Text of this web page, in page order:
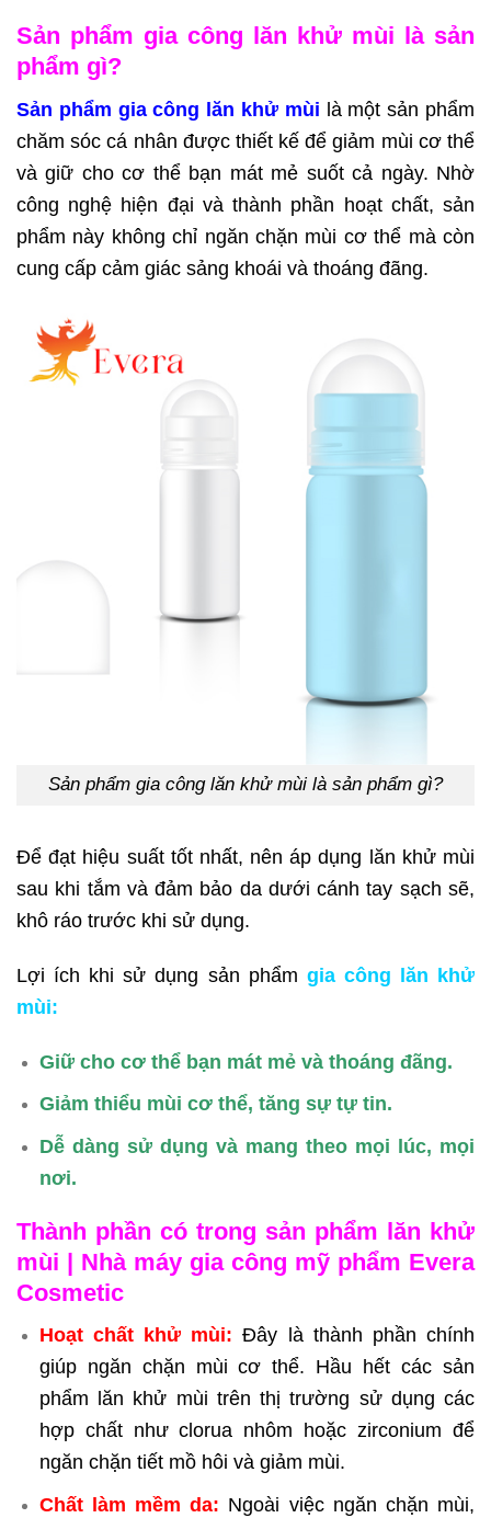
Sản phẩm gia công lăn khử mùi là sản
phẩm gì?
Sản phẩm gia công lăn khử mùi là một sản phẩm
chăm sóc cá nhân được thiết kế để giảm mùi cơ thể
và giữ cho cơ thể bạn mát mẻ suốt cả ngày. Nhờ
công nghệ hiện đại và thành phần hoạt chất, sản
phẩm này không chỉ ngăn chặn mùi cơ thể mà còn
cung cấp cảm giác sảng khoái và thoáng đãng.
Sản phẩm gia công lăn khử mùi là sản phẩm gì?
Để đạt hiệu suất tốt nhất, nên áp dụng lăn khử mùi
sau khi tắm và đảm bảo da dưới cánh tay sạch sẽ,
khô ráo trước khi sử dụng.
Lợi ích khi sử dụng sản phẩm gia công lăn khử
mùi:
Giữ cho cơ thể bạn mát mẻ và thoáng đãng.
Giảm thiểu mùi cơ thể, tăng sự tự tin.
Dễ dàng sử dụng và mang theo mọi lúc, mọi
nơi.
Thành phần có trong sản phẩm lăn khử
mùi | Nhà máy gia công mỹ phẩm Evera
Cosmetic
Hoạt chất khử mùi: Đây là thành phần chính
giúp ngăn chặn mùi cơ thể. Hầu hết các sản
phẩm lăn khử mùi trên thị trường sử dụng các
hợp chất như clorua nhôm hoặc zirconium để
ngăn chặn tiết mồ hôi và giảm mùi.
Chất làm mềm da: Ngoài việc ngăn chặn mùi,